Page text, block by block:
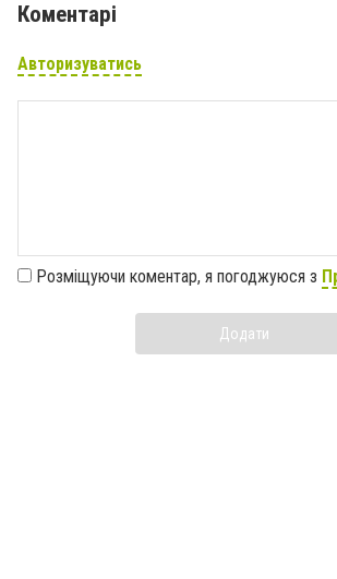
Коментарі
Авторизуватись
Розміщуючи коментар, я погоджуюся з
Додати